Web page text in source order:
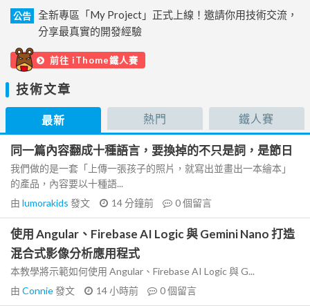
公告
全新專區「My Project」正式上線！邀請你用技術交流，
分享最真實的開發經驗
前往 iThome鐵人賽
技術文章
最新 熱門 鐵人賽
同一篇內容翻成十種語言，要換掉的不只是詞，是節日
我們做的是一套「上傳一張孩子的照片，就寫出並畫出一本繪本」
的產品，內容要以十種語...
由 lumorakids 發文 14 分鐘前 0個留言
使用 Angular、Firebase AI Logic 與 Gemini Nano 打造
混合式影像分析應用程式
本教學將示範如何使用 Angular、Firebase AI Logic 與 G...
由 Connie發文 14 小時前 0個留言